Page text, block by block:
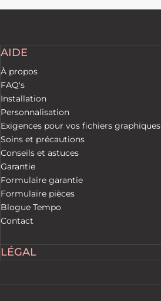
AIDE
À propos
FAQ's
Installation
Personnalisation
Exigences pour vos fichiers graphiques
Soins et précautions
Conseils et astuces
Garantie
Formulaire garantie
Formulaire pièces
Blogue Tempo
Contact
LÉGAL